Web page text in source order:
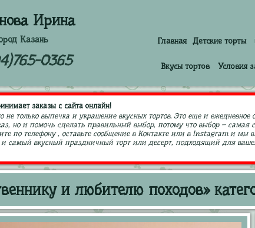
Ирина
Казань
0365
Главная Детские торты
Вкусы тортов Условия
заказы с сайта онлайн!
не только выпечка и украшение вкусных тортов. Это еще и
но и помочь сделать правильный выбор, потому что выбор – самая
по телефону , оставьте сообщение в Контакте или в Instagram и
самый вкусный праздничный торт или десерт, подходящий для
и любителю походов»